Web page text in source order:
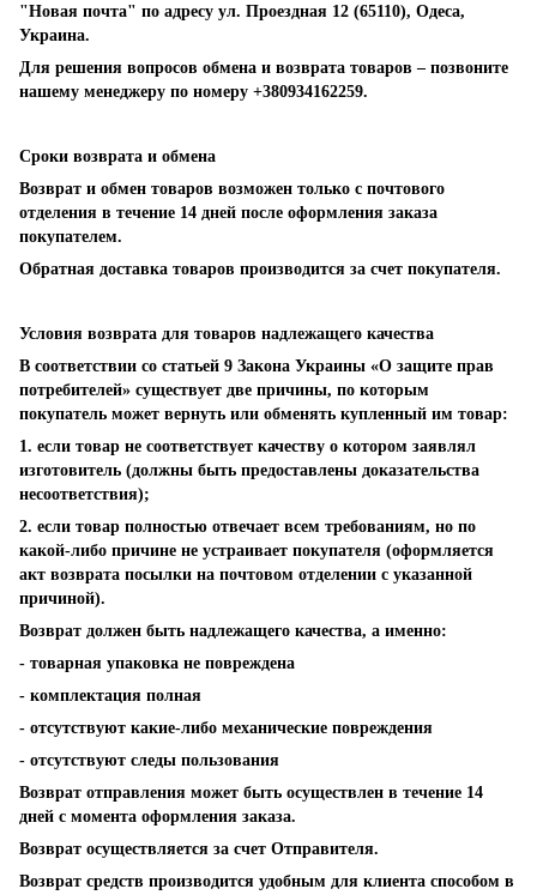
"Новая почта" по адресу ул. Проездная 12 (65110), Одеса,
Украина.
Для решения вопросов обмена и возврата товаров – позвоните
нашему менеджеру по номеру +380934162259.
Сроки возврата и обмена
Возврат и обмен товаров возможен только с почтового
отделения в течение 14 дней после оформления заказа
покупателем.
Обратная доставка товаров производится за счет покупателя.
Условия возврата для товаров надлежащего качества
В соответствии со статьей 9 Закона Украины «О защите прав
потребителей» существует две причины, по которым
покупатель может вернуть или обменять купленный им товар:
1. если товар не соответствует качеству о котором заявлял
изготовитель (должны быть предоставлены доказательства
несоответствия);
2. если товар полностью отвечает всем требованиям, но по
какой-либо причине не устраивает покупателя (оформляется
акт возврата посылки на почтовом отделении с указанной
причиной).
Возврат должен быть надлежащего качества, а именно:
- товарная упаковка не повреждена
- комплектация полная
- отсутствуют какие-либо механические повреждения
- отсутствуют следы пользования
Возврат отправления может быть осуществлен в течение 14
дней с момента оформления заказа.
Возврат осуществляется за счет Отправителя.
Возврат средств производится удобным для клиента способом в